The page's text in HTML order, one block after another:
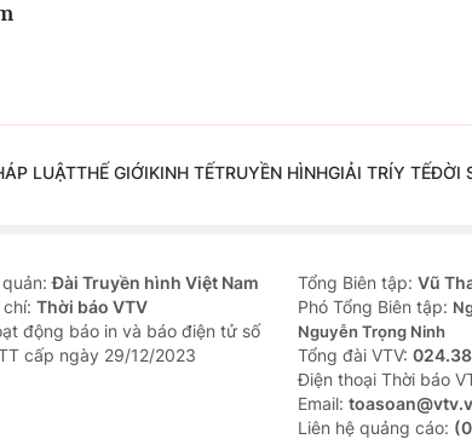
LUẬTTHẾ GIỚIKINH TẾTRUYỀN HÌNHGIẢI TRÍY TẾĐỜI
quản:Đài Truyền hình Việt Nam
Thời báo VTV
động báo in và báo điện tử số
cấp ngày 29/12/2023
Tổng Biên tập: Vũ
Phó Tổng Biên tập:
Nguyễn Trọng Ninh
Tổng đài VTV:
Ðiện thoại Thời báo
Email:
Liên hệ quảng cáo: